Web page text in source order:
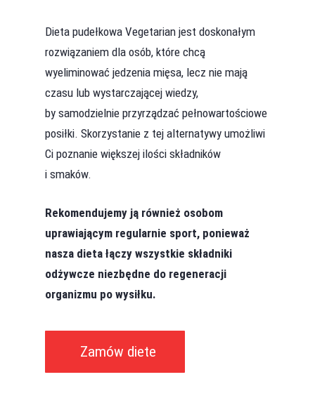
Dieta pudełkowa Vegetarian jest doskonałym
rozwiązaniem dla osób, które chcą
wyeliminować jedzenia mięsa, lecz nie mają
czasu lub wystarczającej wiedzy,
by samodzielnie przyrządzać pełnowartościowe
posiłki. Skorzystanie z tej alternatywy umożliwi
Ci poznanie większej ilości składników
i smaków.
Rekomendujemy ją również osobom
uprawiającym regularnie sport, ponieważ
nasza dieta łączy wszystkie składniki
odżywcze niezbędne do regeneracji
organizmu po wysiłku.
Zamów diete